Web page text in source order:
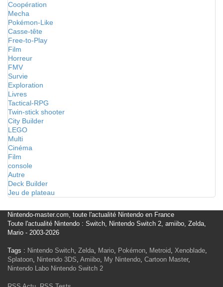
Coopération
Mecha
Pokémon-Like
Casse-tête
Free-to-Play
Film
Horreur
FMV
Survie
Exploration
Livres
Tactical-RPG
Twin-stick shooter
City Builder
LEGO
Multi
Cinéma
Film
console
Autre
Deck Builder
Jeu de plateau
Nintendo-master.com, toute l'actualité Nintendo en France
Toute l'actualité Nintendo : Switch, Nintendo Switch 2, amiibo, Zelda,
Mario - 2003-2026
Tags : Nintendo Switch, Zelda, Mario, Pokémon, Metroid, Xenoblade,
Splatoon, Nintendo 3DS, Amiibo, My Nintendo, Cartoon Master,
Nintendo Labo Nintendo Switch 2